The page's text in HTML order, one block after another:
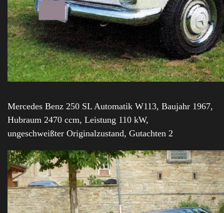
Mercedes Benz 250 SL Automatik W113, Baujahr 1967,
Hubraum 2470 ccm, Leistung 110 kW,
ungeschweißter Originalzustand, Gutachten 2